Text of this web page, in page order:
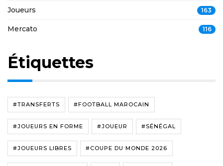
Joueurs 163
Mercato 116
Étiquettes
#TRANSFERTS #FOOTBALL MAROCAIN
#JOUEURS EN FORME #JOUEUR #SÉNÉGAL
#JOUEURS LIBRES #COUPE DU MONDE 2026